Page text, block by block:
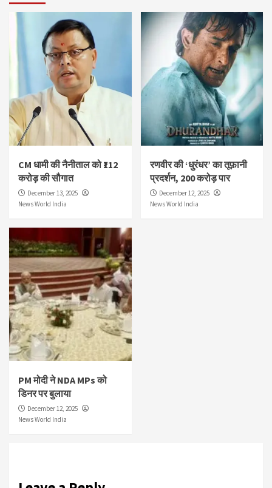
CM धामी की नैनीताल को ₹112
करोड़ की सौगात
December 13, 2025
News World India
रणवीर की ‘धुरंधर’ का तूफ़ानी
प्रदर्शन, 200 करोड़ पार
December 12, 2025
News World India
PM मोदी ने NDA MPs को
डिनर पर बुलाया
December 12, 2025
News World India